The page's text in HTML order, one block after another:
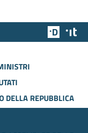
Team
DELLA REPUBBLICA